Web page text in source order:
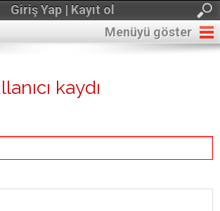
Giriş Yap | Kayıt ol
Menüyü göster
kaydı